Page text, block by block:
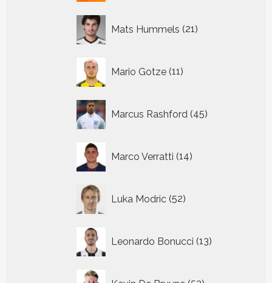
Mats Hummels 21
producten
Mario Gotze 11
producten
Marcus Rashford 45
producten
Marco Verratti 14
producten
Luka Modric 52
producten
Leonardo Bonucci 13
producten